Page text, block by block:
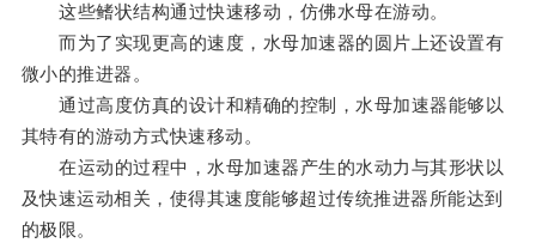
这些鳍状结构通过快速移动，仿佛水母在游动。
而为了实现更高的速度，水母加速器的圆片上还设置有
微小的推进器。
通过高度仿真的设计和精确的控制，水母加速器能够以
其特有的游动方式快速移动。
在运动的过程中，水母加速器产生的水动力与其形状以
及快速运动相关，使得其速度能够超过传统推进器所能达到
的极限。